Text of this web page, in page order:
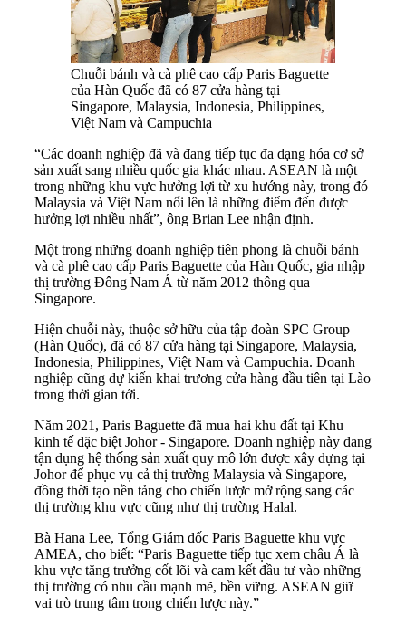
Chuỗi bánh và cà phê cao cấp Paris Baguette
của Hàn Quốc đã có 87 cửa hàng tại
Singapore, Malaysia, Indonesia, Philippines,
Việt Nam và Campuchia
“Các doanh nghiệp đã và đang tiếp tục đa dạng hóa cơ sở
sản xuất sang nhiều quốc gia khác nhau. ASEAN là một
trong những khu vực hưởng lợi từ xu hướng này, trong đó
Malaysia và Việt Nam nổi lên là những điểm đến được
hưởng lợi nhiều nhất”, ông Brian Lee nhận định.
Một trong những doanh nghiệp tiên phong là chuỗi bánh
và cà phê cao cấp Paris Baguette của Hàn Quốc, gia nhập
thị trường Đông Nam Á từ năm 2012 thông qua
Singapore.
Hiện chuỗi này, thuộc sở hữu của tập đoàn SPC Group
(Hàn Quốc), đã có 87 cửa hàng tại Singapore, Malaysia,
Indonesia, Philippines, Việt Nam và Campuchia. Doanh
nghiệp cũng dự kiến khai trương cửa hàng đầu tiên tại Lào
trong thời gian tới.
Năm 2021, Paris Baguette đã mua hai khu đất tại Khu
kinh tế đặc biệt Johor - Singapore. Doanh nghiệp này đang
tận dụng hệ thống sản xuất quy mô lớn được xây dựng tại
Johor để phục vụ cả thị trường Malaysia và Singapore,
đồng thời tạo nền tảng cho chiến lược mở rộng sang các
thị trường khu vực cũng như thị trường Halal.
Bà Hana Lee, Tổng Giám đốc Paris Baguette khu vực
AMEA, cho biết: “Paris Baguette tiếp tục xem châu Á là
khu vực tăng trưởng cốt lõi và cam kết đầu tư vào những
thị trường có nhu cầu mạnh mẽ, bền vững. ASEAN giữ
vai trò trung tâm trong chiến lược này.”